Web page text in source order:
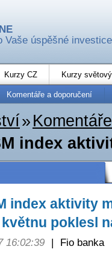
Vaše úspěšné investice
Kurzy CZ Kurzy
Komentáře a doporučení
»
index
index aktivity
poklesl
16:02:39 |
Fio banka